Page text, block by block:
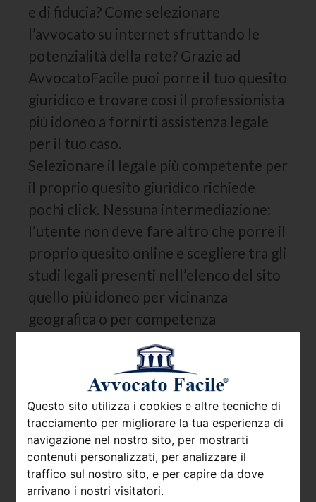
Questo sito utilizza i cookies e altre tecniche di
tracciamento per migliorare la tua esperienza di
navigazione nel nostro sito, per mostrarti
contenuti personalizzati, per analizzare il
traffico sul nostro sito, e per capire da dove
arrivano i nostri visitatori.
e di fiducia? Come selezionare
l’avvocato su internet sfruttando le
potenzialità della rete? Grazie ad
AvvocatoFacile puoi porre il tuo quesito
giuridico e trovare così il professionista
più idoneo a fornirti assistenza legale
per il tuo caso.
Selezionare il legale più competente per
il proprio quesito giuridico richiede
pochi click. Nessuna intermediazione:
l’utente non deve fare altro che porre il
proprio quesito online e scegliere tra gli
studi legali presenti nell’elenco del sito
quello più idoneo per vicinanza
geografica o per competenza
dimostrata. Di seguito ti spieghiamo
meglio come funziona il nostro sito e
perché, nella sua semplicità di utilizzo, è
così rivoluzionario.
Consulenza legale online: si
può fare?
Una volta preso il primo contatto con